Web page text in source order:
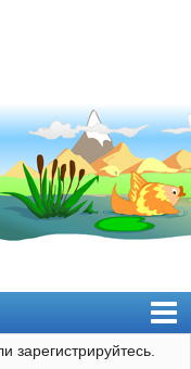
зарегистрируйтесь.